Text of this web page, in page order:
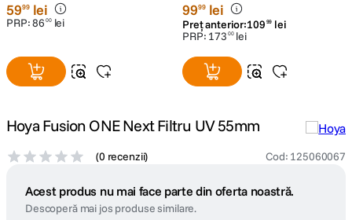
5999 lei
PRP:86 00 lei
9999 lei
Preț anterior:109 99 lei
PRP: 173 00 lei
Hoya Fusion ONE Next Filtru UV 55mm
(0 recenzii) Cod: 125060067
Acest produs nu mai face parte din oferta noastră.
Descoperă mai jos produse similare.